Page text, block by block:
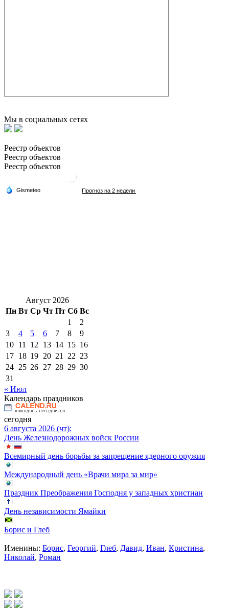
Мы в социальных сетях
Реестр объектов
Реестр объектов
Реестр объектов
Август 2026
Пн Вт Ср Чт Пт Сб Вс
1
2
3
4 5 6 7 8
9
10 11 12 13 14 15 16
17 18 19 20 21 22 23
24 25 26 27 28 29 30
31
« Июл
Календарь праздников
сегодня
6 августа 2026 (чт):
День Железнодорожных войск России
Всемирный день борьбы за запрещение ядерного оружия
Международный день «Врачи мира за мир»
Праздник Преображения Господня у западных христиан
День независимости Ямайки
Борис и Глеб
Именины: Борис, Георгий, Глеб, Давид, Иван, Кристина,
Николай, Роман